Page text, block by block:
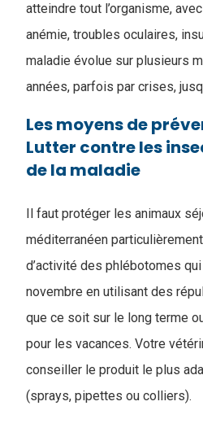
atteindre tout l’organisme,
anémie, troubles oculaires,
maladie évolue sur plusieurs
années, parfois par crises,
Les moyens de
Lutter contre les
de la maladie
Il faut protéger les animaux
méditerranéen
d’activité des phlébotomes qui
novembre en utilisant des
que ce soit sur le long terme
pour les vacances. Votre
conseiller le produit le plus
(sprays, pipettes ou colliers).